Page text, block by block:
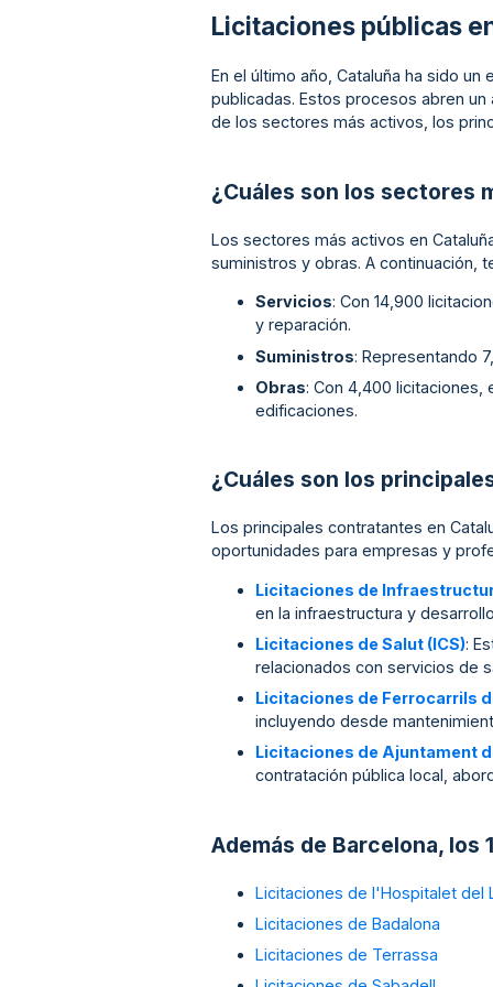
Licitaciones públicas
En el último año, Cataluña ha sido
publicadas. Estos procesos abren
de los sectores más activos, los
¿Cuáles son los sectores
Los sectores más activos en
suministros y obras. A continuación,
Servicios: Con 14,900
y reparación.
Suministros: Representando
Obras: Con 4,400 licitaciones,
edificaciones.
¿Cuáles son los
Los principales contratantes en
oportunidades para empresas y
Licitaciones de
en la infraestructura y
Licitaciones de Salut (ICS):
relacionados con servicios de
Licitaciones de Ferrocarrils
incluyendo desde
Licitaciones de Ajuntament
contratación pública local,
Además de Barcelona,
Licitaciones de l'Hospitalet del
Licitaciones de Badalona
Licitaciones de Terrassa